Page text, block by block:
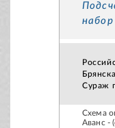
набор
Сураж
Схема
Аванс -